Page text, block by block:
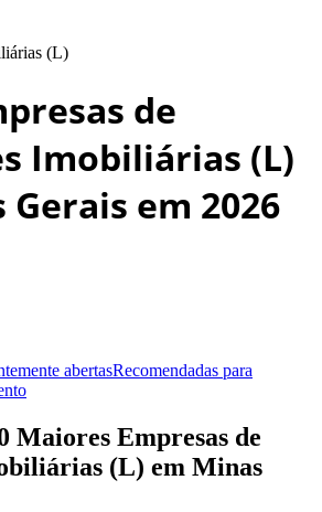
(L)
de
Imobiliárias (L)
Gerais em 2026
abertasRecomendadas para
Maiores Empresas de
(L) em Minas